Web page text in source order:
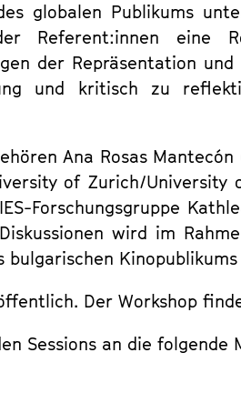
globalen Publikums
der Referent:innen
der Repräsentation
und kritisch zu
Ana Rosas
of Zurich/University
Forschungsgruppe
wird im
bulgarischen
Der Workshop
Sessions an die folgende